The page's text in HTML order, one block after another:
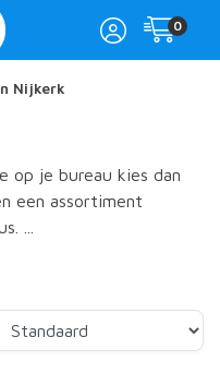
0
Nijkerk
op je bureau kies dan
een assortiment
...